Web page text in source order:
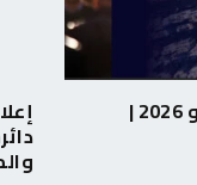
Chartstopper: 2 يوليو 2026 |